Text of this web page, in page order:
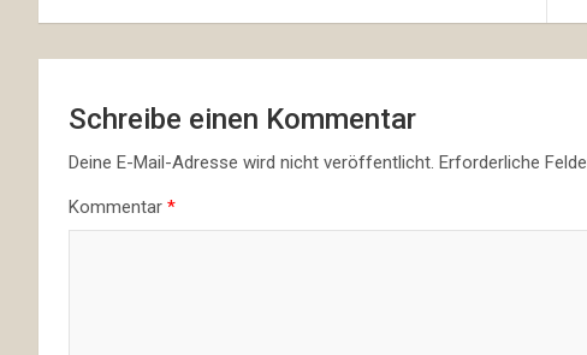
Schreibe einen Kommentar
Deine E-Mail-Adresse wird nicht veröffentlicht. Erforderliche
Kommentar *